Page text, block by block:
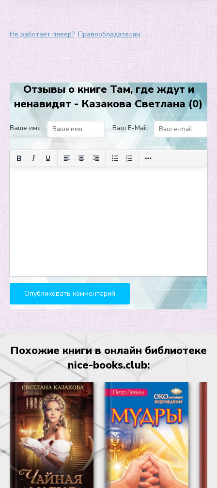
13
14
Не работает плеер? Правообладателям
Отзывы о книге Там, где ждут и
ненавидят - Казакова Светлана (0)
Ваше имя: Ваш E-Mail:
Похожие книги в онлайн библиотеке
nice-books.club: